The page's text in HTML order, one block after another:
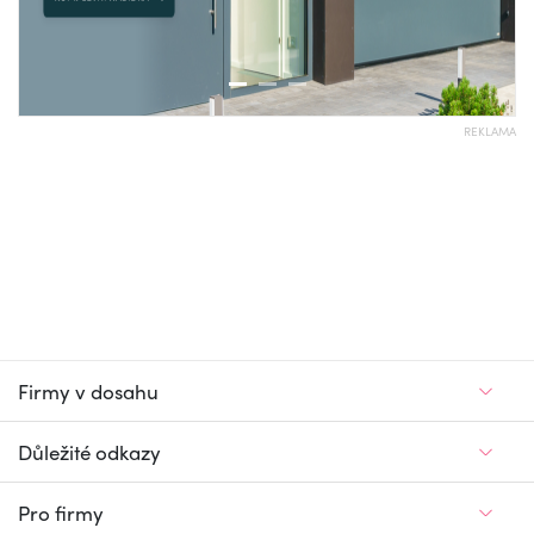
REKLAMA
Firmy v dosahu
Důležité odkazy
Pro firmy